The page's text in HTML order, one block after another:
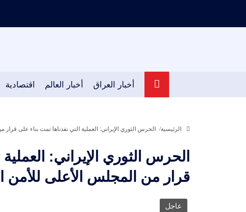
أخبار العراق أخبار العالم اقتصادية
الرئيسية الحرس الثوري الإيراني: العملية التي نفذناها تمت بناء على
الحرس الثوري الإيراني:
قرار من المجلس الأعلى
عاجل